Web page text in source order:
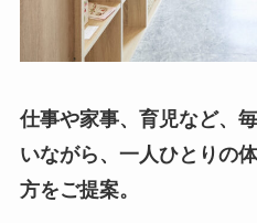
仕事や家事、育児など、
いながら、一人ひとりの
方をご提案。